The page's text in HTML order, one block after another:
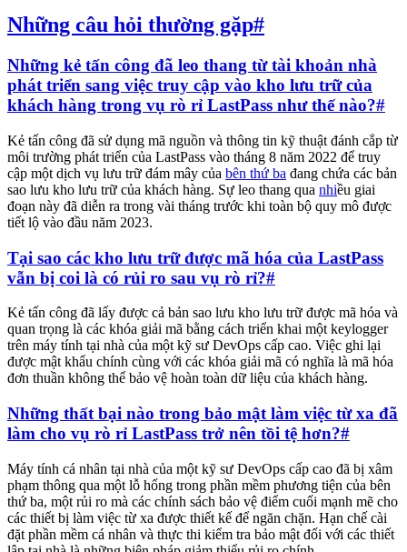
Những câu hỏi thường gặp#
Những kẻ tấn công đã leo thang từ tài khoản nhà
phát triển sang việc truy cập vào kho lưu trữ của
khách hàng trong vụ rò rỉ LastPass như thế nào?#
Kẻ tấn công đã sử dụng mã nguồn và thông tin kỹ thuật đánh cắp từ
môi trường phát triển của LastPass vào tháng 8 năm 2022 để truy
cập một dịch vụ lưu trữ đám mây của bên thứ ba đang chứa các bản
sao lưu kho lưu trữ của khách hàng. Sự leo thang qua nhiều giai
đoạn này đã diễn ra trong vài tháng trước khi toàn bộ quy mô được
tiết lộ vào đầu năm 2023.
Tại sao các kho lưu trữ được mã hóa của LastPass
vẫn bị coi là có rủi ro sau vụ rò rỉ?#
Kẻ tấn công đã lấy được cả bản sao lưu kho lưu trữ được mã hóa và
quan trọng là các khóa giải mã bằng cách triển khai một keylogger
trên máy tính tại nhà của một kỹ sư DevOps cấp cao. Việc ghi lại
được mật khẩu chính cùng với các khóa giải mã có nghĩa là mã hóa
đơn thuần không thể bảo vệ hoàn toàn dữ liệu của khách hàng.
Những thất bại nào trong bảo mật làm việc từ xa đã
làm cho vụ rò rỉ LastPass trở nên tồi tệ hơn?#
Máy tính cá nhân tại nhà của một kỹ sư DevOps cấp cao đã bị xâm
phạm thông qua một lỗ hổng trong phần mềm phương tiện của bên
thứ ba, một rủi ro mà các chính sách bảo vệ điểm cuối mạnh mẽ cho
các thiết bị làm việc từ xa được thiết kế để ngăn chặn. Hạn chế cài
đặt phần mềm cá nhân và thực thi kiểm tra bảo mật đối với các thiết